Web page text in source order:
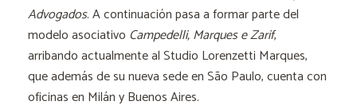
Advogados. A continuación pasa a formar parte del
modelo asociativo Campedelli, Marques e Zarif,
arribando actualmente al Studio Lorenzetti Marques,
que además de su nueva sede en São Paulo, cuenta con
oficinas en Milán y Buenos Aires.